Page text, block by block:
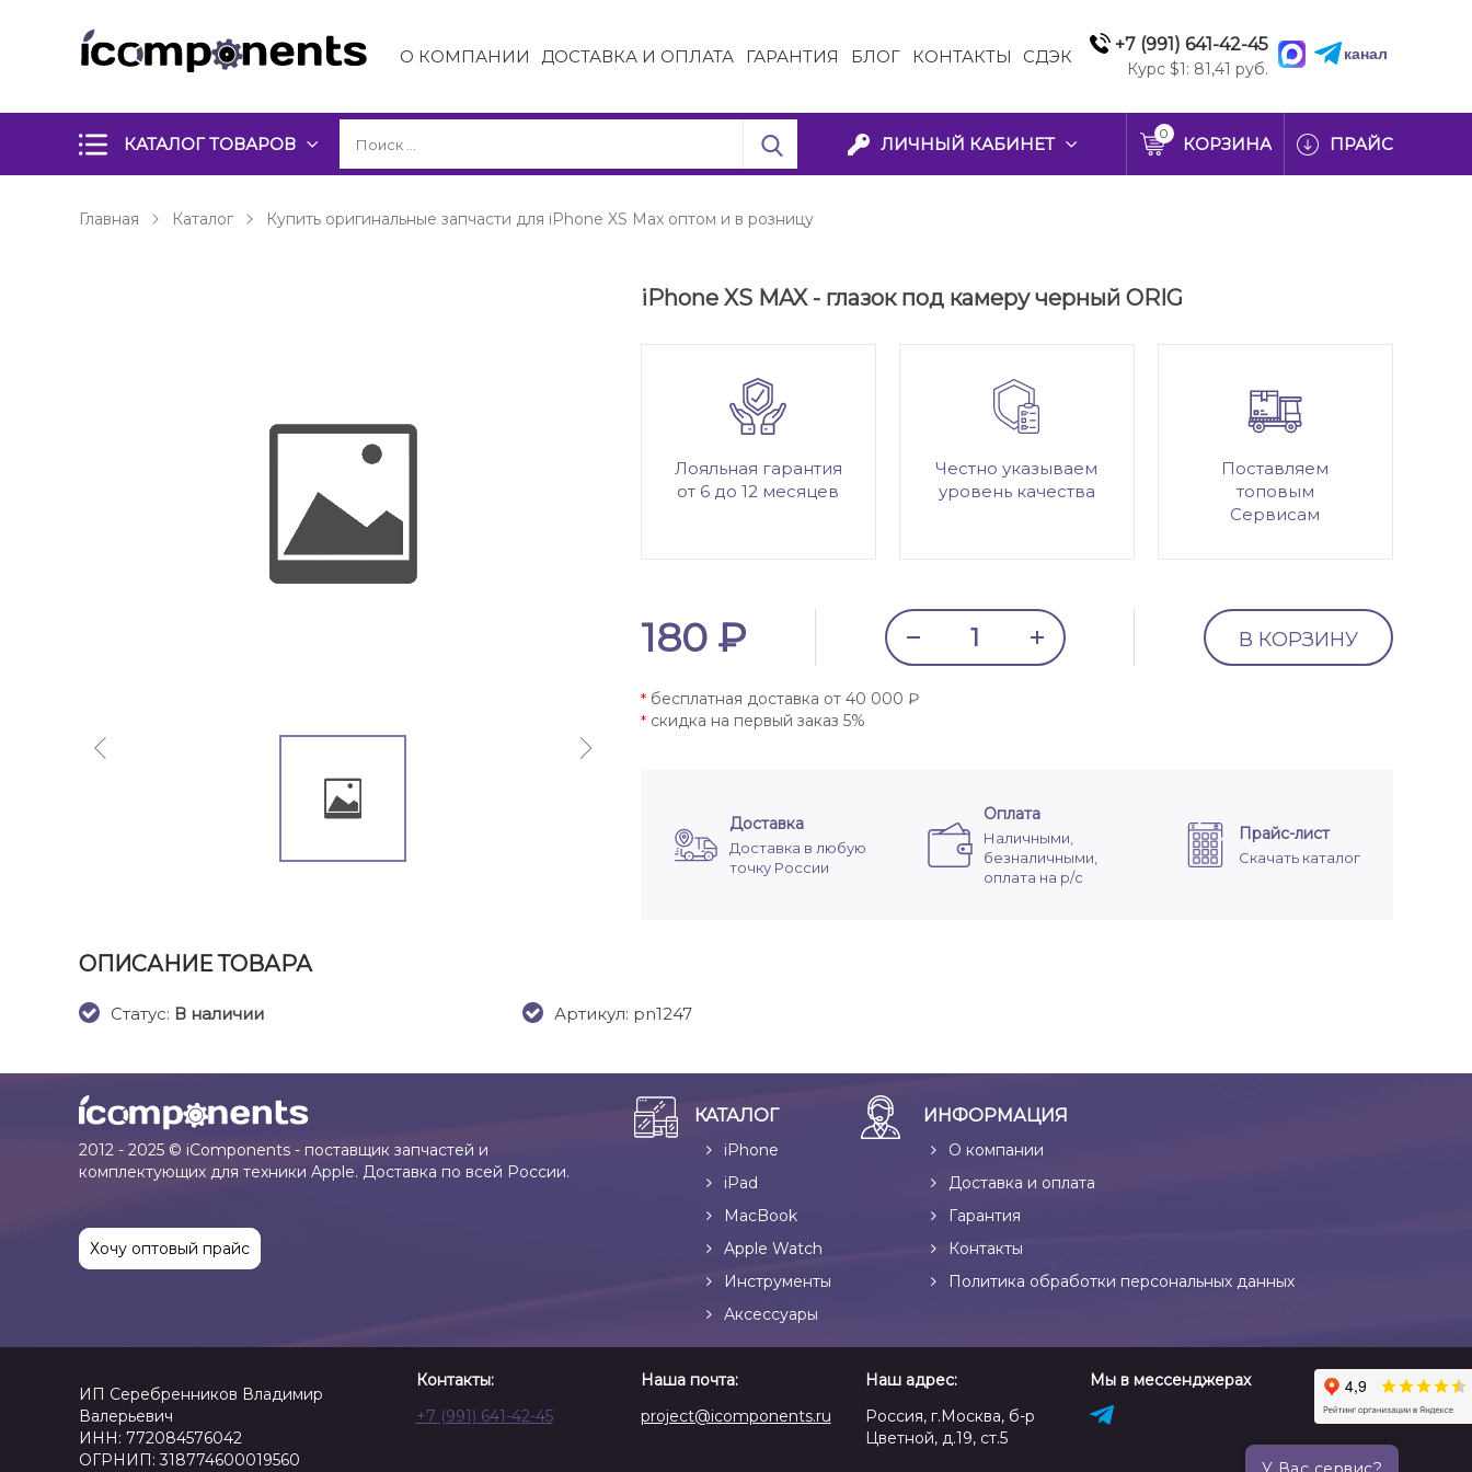
О КОМПАНИИ ДОСТАВКА И ОПЛАТА ГАРАНТИЯ БЛОГ КОНТАКТЫ СДЭК
+7 (991) 641-42-45
Курс $1: 81,41 руб.
канал
КАТАЛОГ ТОВАРОВ ЛИЧНЫЙ КАБИНЕТ
0
КОРЗИНА ПРАЙС
Главная Каталог Купить оригинальные запчасти для iPhone XS Max оптом и в розницу
iPhone XS MAX - глазок под камеру черный ORIG
Лояльная гарантия
от 6 до 12 месяцев
Честно указываем
уровень качества
Поставляем
топовым
Сервисам
180 ₽ В КОРЗИНУ
*бесплатная доставка от 40 000 ₽
*скидка на первый заказ 5%
Доставка
Доставка в любую
точку России
Оплата
Наличными,
безналичными,
оплата на р/с
Прайс-лист
Скачать каталог
ОПИСАНИЕ ТОВАРА
Cтатус: В наличии Артикул: pn1247
2012 - 2025 © iComponents - поставщик запчастей и
комплектующих для техники Apple. Доставка по всей России.
Хочу оптовый прайс
КАТАЛОГ
iPhone
iPad
MacBook
Apple Watch
Инструменты
Аксессуары
ИНФОРМАЦИЯ
О компании
Доставка и оплата
Гарантия
Контакты
Политика обработки персональных данных
ИП Серебренников Владимир
Валерьевич
ИНН: 772084576042
ОГРНИП: 318774600019560
Контакты:
+7 (991) 641-42-45
Наша почта:
project@icomponents.ru
Наш адрес:
Россия, г.Москва, б-р
Цветной, д.19, ст.5
Мы в мессенджерах